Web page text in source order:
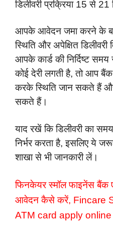
डिलीवरी प्रक्रिया 15 से
आपके आवेदन जमा करने के
स्थिति और अपेक्षित
आपके कार्ड की निर्दिष्ट समय
कोई देरी लगती है, तो आप
करके स्थिति जान सकते हैं और
सकते हैं।
याद रखें कि डिलीवरी का
निर्भर करता है, इसलिए ये
शाखा से भी जानकारी लें।
फिनकेयर स्मॉल फाइनेंस बैंक
आवेदन कैसे करें, Fincare
ATM card apply online